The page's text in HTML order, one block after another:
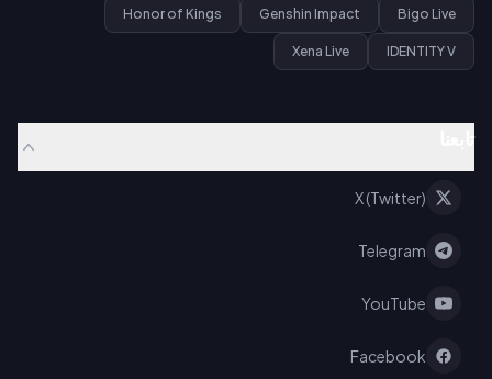
Bigo Live
Genshin Impact
Honor of Kings
IDENTITY V
Xena Live
X (Twitter)
Telegram
YouTube
Facebook